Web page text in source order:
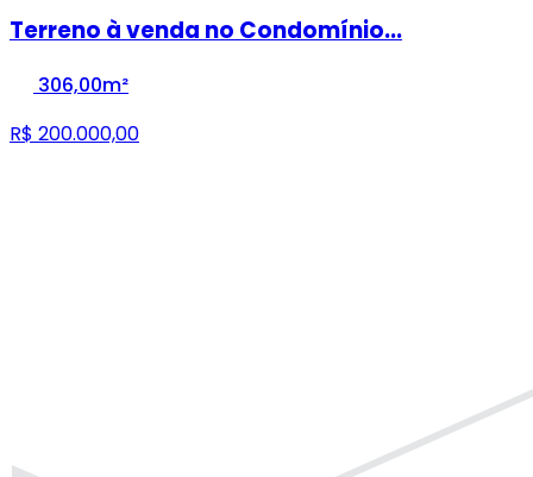
Terreno à venda no Condomínio...
306,00m²
R$ 200.000,00